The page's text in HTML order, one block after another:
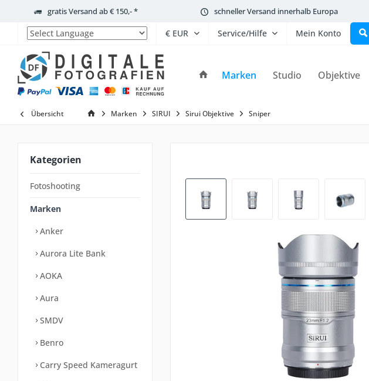
gratis Versand ab € 150,- * schneller Versand innerhalb Europa
Powered by
Service/Hilfe Mein Konto
Marken Studio Objektive
Übersicht Marken SIRUI Sirui Objektive Sniper
Kategorien
Fotoshooting
Marken
Anker
Aurora Lite Bank
AOKA
Aura
SMDV
Benro
Carry Speed Kameragurt